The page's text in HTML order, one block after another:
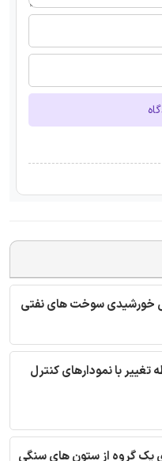
خورشیدی سوخت های نفتی
با نمودارهای کنترل
یک گروه از ستون های سنگی